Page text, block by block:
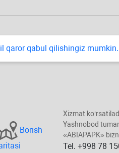
qaror qabul qilishingiz mumkin.
Borish
Xizmat
Yashnobod
«ABIAPAPK»
Tel. +998 78